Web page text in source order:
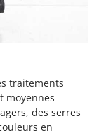
traitements
moyennes
des serres
en